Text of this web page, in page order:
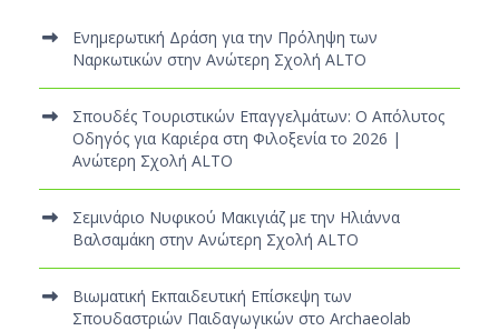
Ενημερωτική Δράση για την Πρόληψη των
Ναρκωτικών στην Ανώτερη Σχολή ALTO
Σπουδές Τουριστικών Επαγγελμάτων: Ο Απόλυτος
Οδηγός για Καριέρα στη Φιλοξενία το 2026 |
Ανώτερη Σχολή ALTO
Σεμινάριο Νυφικού Μακιγιάζ με την Ηλιάννα
Βαλσαμάκη στην Ανώτερη Σχολή ALTO
Βιωματική Εκπαιδευτική Επίσκεψη των
Σπουδαστριών Παιδαγωγικών στο Archaeolab